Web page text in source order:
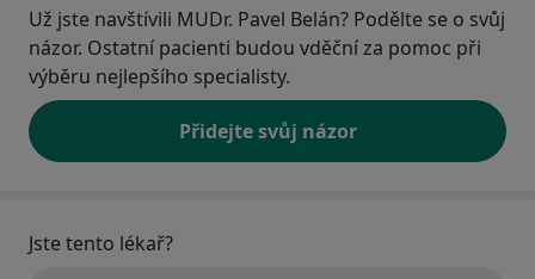
Už jste navštívili MUDr. Pavel Belán? Podělte se o svůj
názor. Ostatní pacienti budou vděční za pomoc při
výběru nejlepšího specialisty.
Přidejte svůj názor
Jste tento lékař?